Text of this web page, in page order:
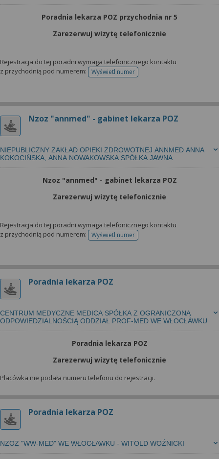
Poradnia lekarza POZ przychodnia nr 5
Zarezerwuj wizytę telefonicznie
Rejestracja do tej poradni wymaga telefonicznego kontaktu
z przychodnią pod numerem:
Wyświetl numertelefonu do rejestracji
Nzoz "annmed" - gabinet lekarza POZ
NIEPUBLICZNY ZAKŁAD OPIEKI ZDROWOTNEJ ANNMED ANNA
KOKOCIŃSKA, ANNA NOWAKOWSKA SPÓŁKA JAWNA
Nzoz "annmed" - gabinet lekarza POZ
Zarezerwuj wizytę telefonicznie
Rejestracja do tej poradni wymaga telefonicznego kontaktu
z przychodnią pod numerem:
Wyświetl numertelefonu do rejestracji
Poradnia lekarza POZ
CENTRUM MEDYCZNE MEDICA SPÓŁKA Z OGRANICZONĄ
ODPOWIEDZIALNOŚCIĄ ODDZIAŁ PROF-MED WE WŁOCŁAWKU
Poradnia lekarza POZ
Zarezerwuj wizytę telefonicznie
Placówka nie podała numeru telefonu do rejestracji.
Poradnia lekarza POZ
NZOZ "WW-MED" WE WŁOCŁAWKU - WITOLD WOŹNICKI